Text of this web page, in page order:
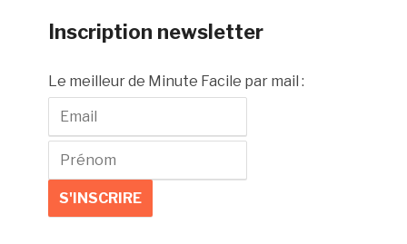
Inscription newsletter
Le meilleur de Minute Facile par mail :